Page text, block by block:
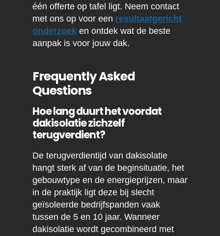
één offerte op tafel ligt. Neem contact
met ons op voor een resultaatgericht
onderzoeken ontdek wat de beste
aanpak is voor jouw dak.
Frequently Asked
Questions
Hoe lang duurt het voordat
dakisolatie zichzelf
terugverdient?
De terugverdientijd van dakisolatie
hangt sterk af van de beginsituatie, het
gebouwtype en de energieprijzen, maar
in de praktijk ligt deze bij slecht
geïsoleerde bedrijfspanden vaak
tussen de 5 en 10 jaar. Wanneer
dakisolatie wordt gecombineerd met